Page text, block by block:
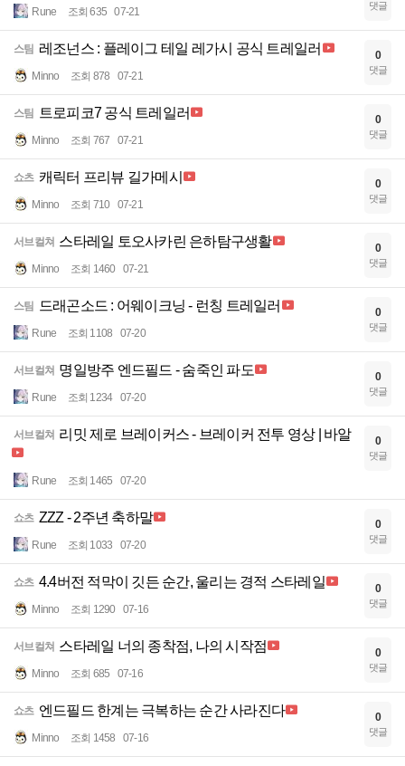
Rune 조회 635 07-21 댓글
스팀 레조넌스 : 플레이그 테일 레가시 공식 트레일러
Minno 조회 878 07-21
0
댓글
스팀 트로피코7 공식 트레일러
Minno 조회 767 07-21
0
댓글
쇼츠 캐릭터 프리뷰 길가메시
Minno 조회 710 07-21
0
댓글
서브컬쳐 스타레일 토오사카린 은하탐구생활
Minno 조회 1460 07-21
0
댓글
스팀 드래곤소드 : 어웨이크닝 - 런칭 트레일러
Rune 조회 1108 07-20
0
댓글
서브컬쳐 명일방주 엔드필드 - 숨죽인 파도
Rune 조회 1234 07-20
0
댓글
서브컬쳐 리밋 제로 브레이커스 - 브레이커 전투 영상 | 바알
Rune 조회 1465 07-20
0
댓글
쇼츠 ZZZ - 2주년 축하말
Rune 조회 1033 07-20
0
댓글
쇼츠 4.4버전 적막이 깃든 순간, 울리는 경적 스타레일
Minno 조회 1290 07-16
0
댓글
서브컬쳐 스타레일 너의 종착점, 나의 시작점
Minno 조회 685 07-16
0
댓글
쇼츠 엔드필드 한계는 극복하는 순간 사라진다
Minno 조회 1458 07-16
0
댓글